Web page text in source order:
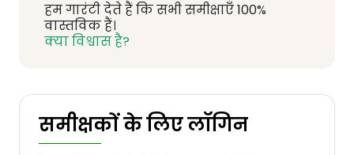
हम गारंटी देते हैं कि सभी समीक्षाएँ 100%
वास्तविक हैं।
क्या विश्वास है?
समीक्षकों के लिए लॉगिन